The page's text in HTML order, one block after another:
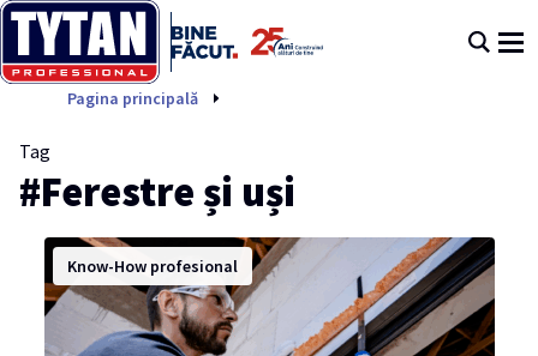
Pagina principală
Tag
#Ferestre și uși
Know-How profesional